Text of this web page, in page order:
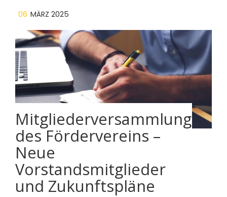
06 MÄRZ 2025
Mitgliederversammlung
des Fördervereins –
Neue
Vorstandsmitglieder
und Zukunftspläne